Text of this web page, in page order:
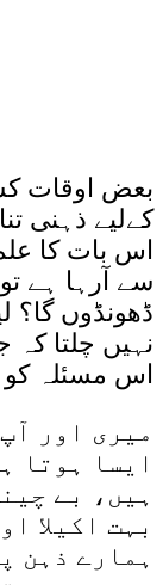
بعض اوقات
کےلیے ذہنی
اس بات کا
سے آرہا ہے
ڈھونڈوں گا؟
نہیں چلتا
اس مسئلہ
میری اور
ایسا ہوتا
ہیں، بے
بہت اکیلا
ہمارے ذہن